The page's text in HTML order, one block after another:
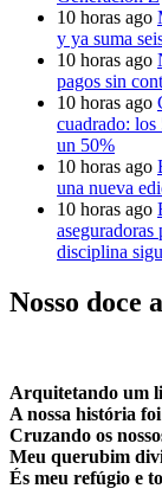
10 horas ago
y ya suma
10 horas ago
pagos sin
10 horas ago
cuadrado: los
un 50%
10 horas ago
una nueva
10 horas ago
disciplina
Nosso doce
Arquitetando um
A nossa história
Cruzando os
Meu querubim
És meu refúgio e